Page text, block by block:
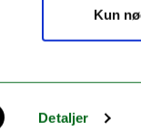
Detaljer
Kun